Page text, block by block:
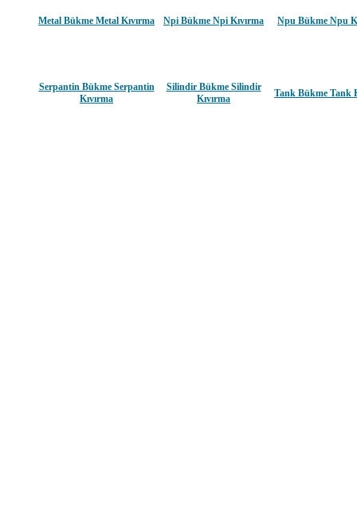
Metal Bükme Metal Kıvırma Npi Bükme Npi Kıvırma Npu Bükme Npu
Serpantin Bükme Serpantin
Kıvırma
Silindir Bükme Silindir
Kıvırma
Tank Bükme Tank